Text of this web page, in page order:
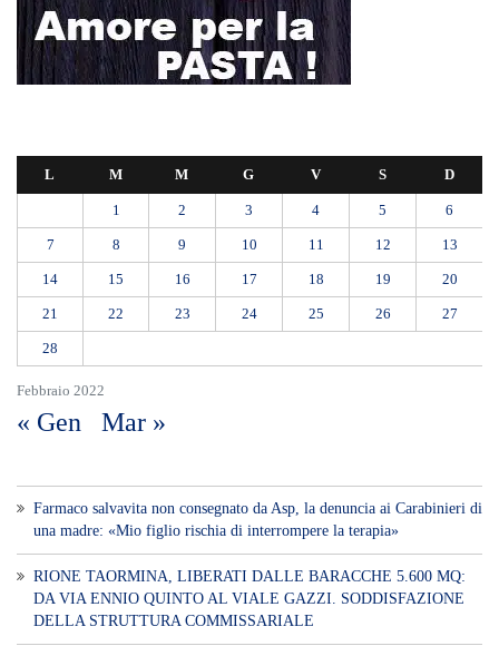
Febbraio 2022
L M M G V S D
1 2 3 4 5 6
7 8 9 10 11 12 13
14 15 16 17 18 19 20
21 22 23 24 25 26 27
28
« Gen Mar »
Farmaco salvavita non consegnato da Asp, la denuncia ai Carabinieri di
una madre: «Mio figlio rischia di interrompere la terapia»
RIONE TAORMINA, LIBERATI DALLE BARACCHE 5.600 MQ:
DA VIA ENNIO QUINTO AL VIALE GAZZI. SODDISFAZIONE
DELLA STRUTTURA COMMISSARIALE